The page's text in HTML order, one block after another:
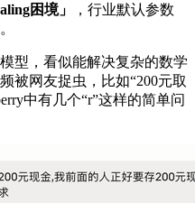
困境」
，行业默认参数
型，看似能解决复杂的数学
被网友捉虫，比如“200元取
中有几个“r”这样的简单问